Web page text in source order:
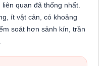
quan đã thống nhất.
ít vật cản, có khoảng
soát hơn sảnh kín, trần